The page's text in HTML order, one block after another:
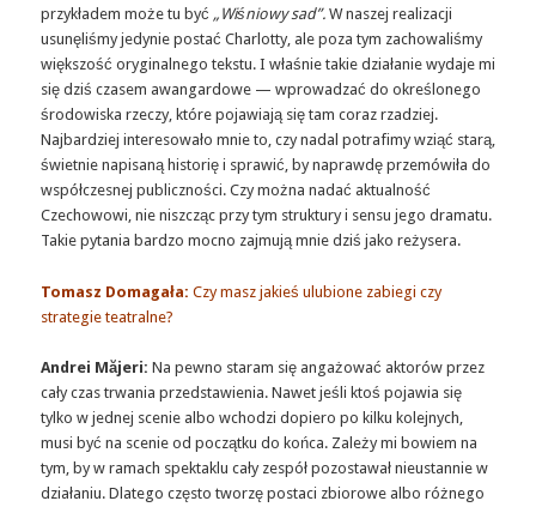
przykładem może tu być „Wiśniowy sad”.W naszej realizacji
usunęliśmy jedynie postać Charlotty, ale poza tym zachowaliśmy
większość oryginalnego tekstu. I właśnie takie działanie wydaje mi
się dziś czasem awangardowe — wprowadzać do określonego
środowiska rzeczy, które pojawiają się tam coraz rzadziej.
Najbardziej interesowało mnie to, czy nadal potrafimy wziąć starą,
świetnie napisaną historię i sprawić, by naprawdę przemówiła do
współczesnej publiczności. Czy można nadać aktualność
Czechowowi, nie niszcząc przy tym struktury i sensu jego dramatu.
Takie pytania bardzo mocno zajmują mnie dziś jako reżysera.
Tomasz Domagała: Czy masz jakieś ulubione zabiegi czy
strategie teatralne?
Andrei Măjeri: Na pewno staram się angażować aktorów przez
cały czas trwania przedstawienia. Nawet jeśli ktoś pojawia się
tylko w jednej scenie albo wchodzi dopiero po kilku kolejnych,
musi być na scenie od początku do końca. Zależy mi bowiem na
tym, by w ramach spektaklu cały zespół pozostawał nieustannie w
działaniu. Dlatego często tworzę postaci zbiorowe albo różnego